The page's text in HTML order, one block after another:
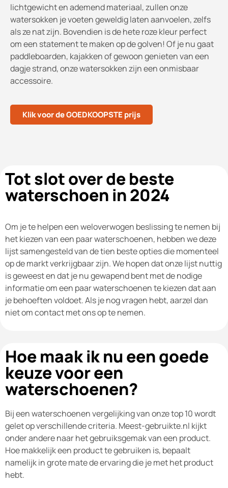
lichtgewicht en ademend materiaal, zullen onze
watersokken je voeten geweldig laten aanvoelen, zelfs
als ze nat zijn. Bovendien is de hete roze kleur perfect
om een statement te maken op de golven! Of je nu gaat
paddleboarden, kajakken of gewoon genieten van een
dagje strand, onze watersokken zijn een onmisbaar
accessoire.
Klik voor de GOEDKOOPSTE prijs
Tot slot over de beste
waterschoen in 2024
Om je te helpen een weloverwogen beslissing te nemen bij
het kiezen van een paar waterschoenen, hebben we deze
lijst samengesteld van de tien beste opties die momenteel
op de markt verkrijgbaar zijn. We hopen dat onze lijst nuttig
is geweest en dat je nu gewapend bent met de nodige
informatie om een paar waterschoenen te kiezen dat aan
je behoeften voldoet. Als je nog vragen hebt, aarzel dan
niet om contact met ons op te nemen.
Hoe maak ik nu een goede
keuze voor een
waterschoenen?
Bij een waterschoenen vergelijking van onze top 10 wordt
gelet op verschillende criteria. Meest-gebruikte.nl kijkt
onder andere naar het gebruiksgemak van een product.
Hoe makkelijk een product te gebruiken is, bepaalt
namelijk in grote mate de ervaring die je met het product
hebt.